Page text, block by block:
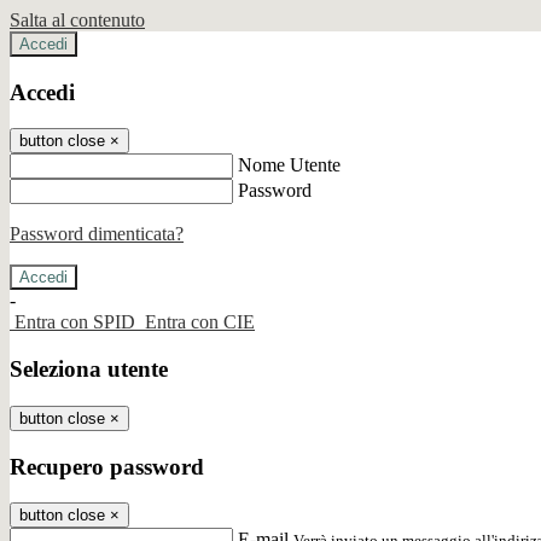
Salta al contenuto
Accedi
Accedi
button close ×
Nome Utente
Password
Password dimenticata?
-
Entra con SPID Entra con CIE
Seleziona utente
button close ×
Recupero password
button close ×